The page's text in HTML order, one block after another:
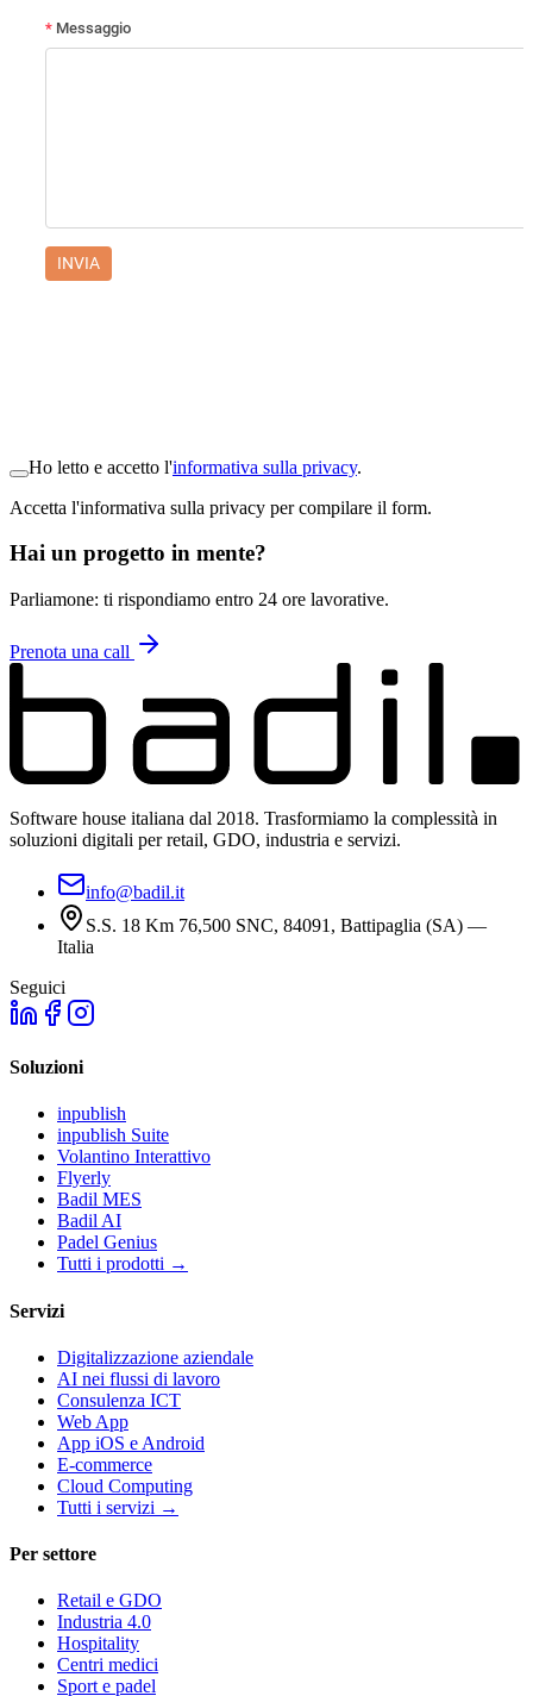
Ho letto e accetto l'informativa sulla privacy.
Accetta l'informativa sulla privacy per compilare il form.
Hai un progetto in mente?
Parliamone: ti rispondiamo entro 24 ore lavorative.
Prenota una call
Software house italiana dal 2018. Trasformiamo la complessità in
soluzioni digitali per retail, GDO, industria e servizi.
info@badil.it
S.S. 18 Km 76,500 SNC, 84091, Battipaglia (SA) —
Italia
Seguici
Soluzioni
inpublish
inpublish Suite
Volantino Interattivo
Flyerly
Badil MES
Badil AI
Padel Genius
Tutti i prodotti →
Servizi
Digitalizzazione aziendale
AI nei flussi di lavoro
Consulenza ICT
Web App
App iOS e Android
E-commerce
Cloud Computing
Tutti i servizi →
Per settore
Retail e GDO
Industria 4.0
Hospitality
Centri medici
Sport e padel